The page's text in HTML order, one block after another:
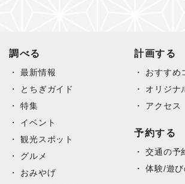
調べる
最新情報
とちぎガイド
特集
イベント
観光スポット
グルメ
おみやげ
計画する
おすすめ
オリジナ
アクセス
予約する
交通の予
体験/遊び